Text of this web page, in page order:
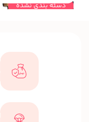
دسته بندی نشده